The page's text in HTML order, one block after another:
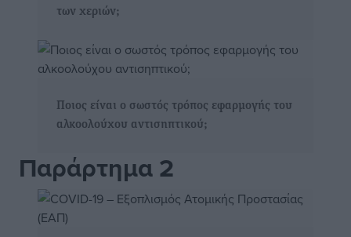
των χεριών;
Ποιος είναι ο σωστός τρόπος εφαρμογής του
αλκοολούχου αντισηπτικού;
Παράρτημα 2